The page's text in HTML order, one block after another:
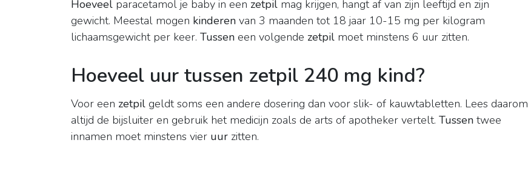
Hoeveel paracetamol je baby in een zetpil mag krijgen, hangt af van zijn leeftijd en zijn
gewicht. Meestal mogen kinderen van 3 maanden tot 18 jaar 10-15 mg per kilogram
lichaamsgewicht per keer. Tussen een volgende zetpil moet minstens 6 uur zitten.
Hoeveel uur tussen zetpil 240 mg kind?
Voor een zetpil geldt soms een andere dosering dan voor slik- of kauwtabletten. Lees daarom
altijd de bijsluiter en gebruik het medicijn zoals de arts of apotheker vertelt. Tussen twee
innamen moet minstens vier uur zitten.